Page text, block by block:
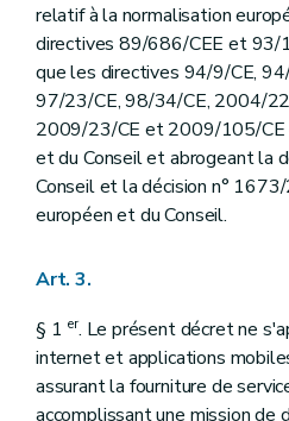
relatif à la normalisation
directives 89/686/CEE et 93/
que les directives 94/9/CE,
97/23/CE, 98/34/CE, 2004/
2009/23/CE et 2009/105/CE
et du Conseil et abrogeant la
Conseil et la décision n°
européen et du Conseil.
Art. 3.
§ 1 er. Le présent décret ne
internet et applications
assurant la fourniture de
accomplissant une mission de